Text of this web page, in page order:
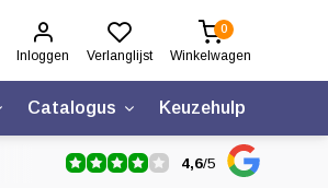
Inloggen Verlanglijst
0
Winkelwagen
Catalogus Keuzehulp
4,6/5